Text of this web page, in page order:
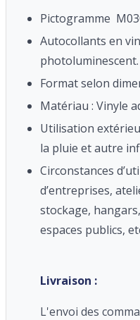
Pictogramme
Autocollants en
photoluminescent.
Format selon
Matériau : Vinyle
Utilisation
la pluie et autre
Circonstances
d’entreprises,
stockage,
espaces publics,
Livraison :
L'envoi des